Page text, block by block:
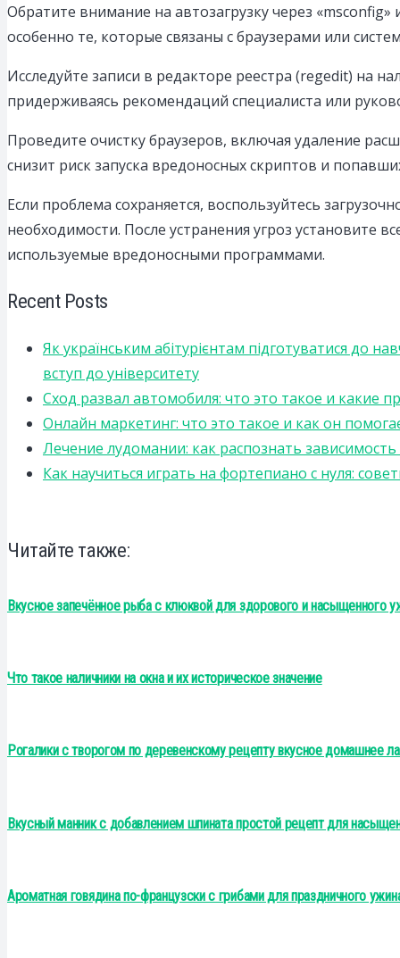
Обратите внимание на автозагрузку через
особенно те, которые связаны с браузерами или
Исследуйте записи в редакторе реестра (regedit) на
придерживаясь рекомендаций специалиста или
Проведите очистку браузеров, включая удаление
снизит риск запуска вредоносных скриптов и
Если проблема сохраняется, воспользуйтесь
необходимости. После устранения угроз установите
используемые вредоносными программами.
Recent Posts
Як українським абітурієнтам підготуватися до
вступ до університету
Сход развал автомобиля: что это такое и какие
Онлайн маркетинг: что это такое и как он
Лечение лудомании: как распознать
Как научиться играть на фортепиано с нуля:
Читайте также:
Вкусное запечённое рыба с клюквой для здорового и насыщенного
Что такое наличники на окна и их историческое значение
Рогалики с творогом по деревенскому рецепту вкусное домашнее
Вкусный манник с добавлением шпината простой рецепт для
Ароматная говядина по-французски с грибами для праздничного